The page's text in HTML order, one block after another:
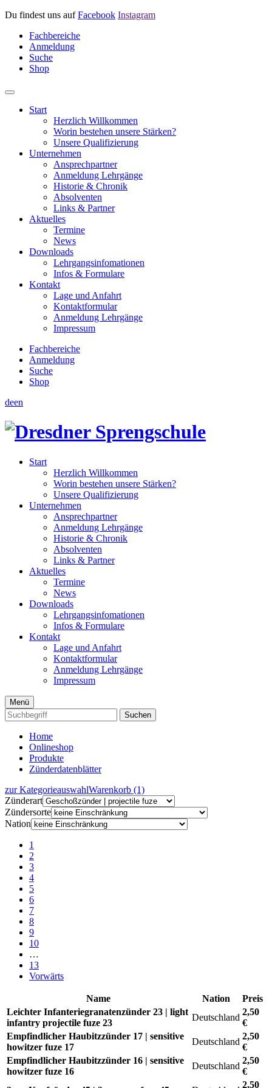
Du findest uns aufFacebook Instagram
Fachbereiche
Anmeldung
Suche
Shop
Start
Herzlich Willkommen
Worin bestehen unsere Stärken?
Unsere Qualifizierung
Unternehmen
Ansprechpartner
Anmeldung Lehrgänge
Historie & Chronik
Absolventen
Links & Partner
Aktuelles
Termine
News
Downloads
Lehrgangsinfomationen
Infos & Formulare
Kontakt
Lage und Anfahrt
Kontaktformular
Anmeldung Lehrgänge
Impressum
Fachbereiche
Anmeldung
Suche
Shop
deen
Start
Herzlich Willkommen
Worin bestehen unsere Stärken?
Unsere Qualifizierung
Unternehmen
Ansprechpartner
Anmeldung Lehrgänge
Historie & Chronik
Absolventen
Links & Partner
Aktuelles
Termine
News
Downloads
Lehrgangsinfomationen
Infos & Formulare
Kontakt
Lage und Anfahrt
Kontaktformular
Anmeldung Lehrgänge
Impressum
Menü
Suchen
Home
Onlineshop
Produkte
Zünderdatenblätter
zur KategorieauswahlWarenkorb (1)
Zünderart
Zündersorte
Nation
1
2
3
4
5
6
7
8
9
10
…
13
Vorwärts
Name Nation
Preis
Leichter Infanteriegranatenzünder 23 | light
infantry projectile fuze 23
Deutschland
2,50
€
Empfindlicher Haubitzzünder 17 | sensitive
howitzer fuze 17
Deutschland
2,50
€
Empfindlicher Haubitzzünder 16 | sensitive
howitzer fuze 16
Deutschland
2,50
€
2,50